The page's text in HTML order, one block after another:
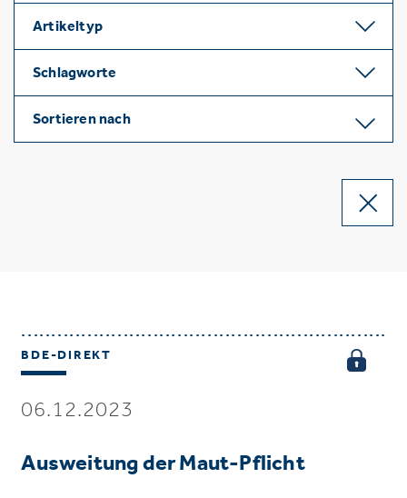
Artikeltyp
Schlagworte
Sortieren nach
BDE-DIREKT
06.12.2023
Ausweitung der Maut-Pflicht